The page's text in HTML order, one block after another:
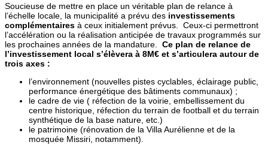
Soucieuse de mettre en place un véritable plan de relance à
l’échelle locale, la municipalité a prévu des investissements
complémentaires à ceux initialement prévus. Ceux-ci permettront
l’accélération ou la réalisation anticipée de travaux programmés sur
les prochaines années de la mandature. Ce plan de relance de
l’investissement local s’élèvera à 8M€ et s’articulera autour de
trois axes :
l’environnement (nouvelles pistes cyclables, éclairage public,
performance énergétique des bâtiments communaux) ;
le cadre de vie ( réfection de la voirie, embellissement du
centre historique, réfection du terrain de football et du terrain
synthétique de la base nature, etc.)
le patrimoine (rénovation de la Villa Aurélienne et de la
mosquée Missiri, notamment).